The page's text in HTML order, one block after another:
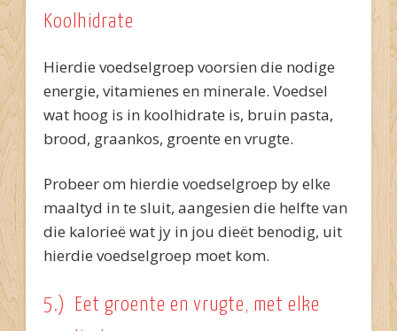
Koolhidrate
Hierdie voedselgroep voorsien die nodige
energie, vitamienes en minerale. Voedsel
wat hoog is in koolhidrate is, bruin pasta,
brood, graankos, groente en vrugte.
Probeer om hierdie voedselgroep by elke
maaltyd in te sluit, aangesien die helfte van
die kalorieë wat jy in jou dieët benodig, uit
hierdie voedselgroep moet kom.
5.) Eet groente en vrugte, met elke